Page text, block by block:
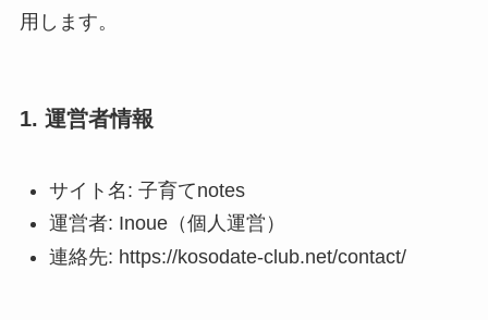
用します。
1. 運営者情報
サイト名: 子育てnotes
運営者: Inoue（個人運営）
連絡先: https://kosodate-club.net/contact/